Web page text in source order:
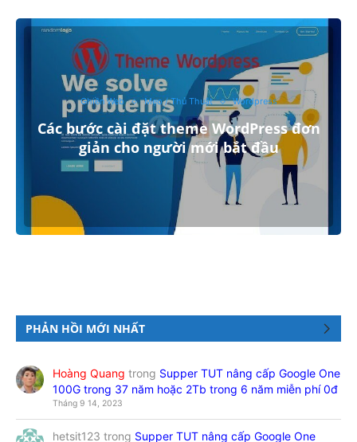
Ghiền Web Mẹo / Thủ Thuật Wordpress
Các bước cài đặt theme WordPress đơn
giản cho người mới bắt đầu
PHẢN HỒI MỚI NHẤT
Hoàng Quang trong Supper TUT nâng cấp Google One
100G trong 37 năm hoặc 2Tb trong 6 năm miễn phí 0đ
Tháng 9 14, 2023
hetsit123 trong Supper TUT nâng cấp Google One